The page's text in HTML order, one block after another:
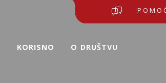
KORISNO O ⁠DRUŠTVU